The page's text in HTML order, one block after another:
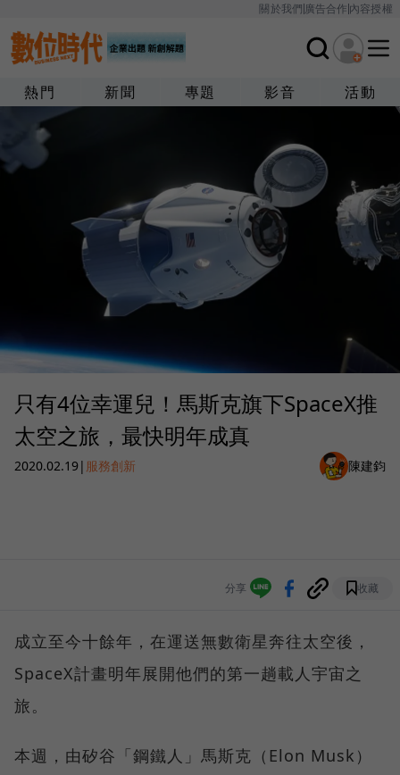
關於我們廣告合作內容授權
熱門 新聞 專題 影音 活動
只有4位幸運兒！馬斯克旗下SpaceX推
太空之旅，最快明年成真
2020.02.19| 服務創新 陳建鈞
分享 收藏
成立至今十餘年，在運送無數衛星奔往太空後，
SpaceX計畫明年展開他們的第一趟載人宇宙之
旅。
本週，由矽谷「鋼鐵人」馬斯克（Elon Musk）